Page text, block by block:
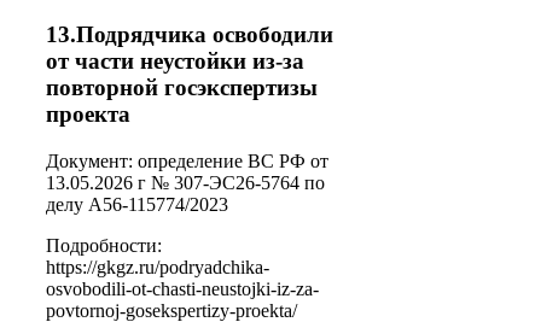
13.Подрядчика освободили
от части неустойки из-за
повторной госэкспертизы
проекта
Документ: определение ВС РФ от
13.05.2026 г № 307-ЭС26-5764 по
делу А56-115774/2023
Подробности:
https://gkgz.ru/podryadchika-
osvobodili-ot-chasti-neustojki-iz-za-
povtornoj-gosekspertizy-proekta/